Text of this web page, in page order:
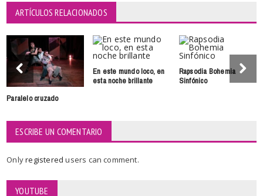
ARTÍCULOS RELACIONADOS
Paralelo cruzado
En este mundo loco, en
esta noche brillante
Rapsodia Bohemia
Sinfónico
ESCRIBE UN COMENTARIO
Onlyregisteredusers can comment.
YOUTUBE